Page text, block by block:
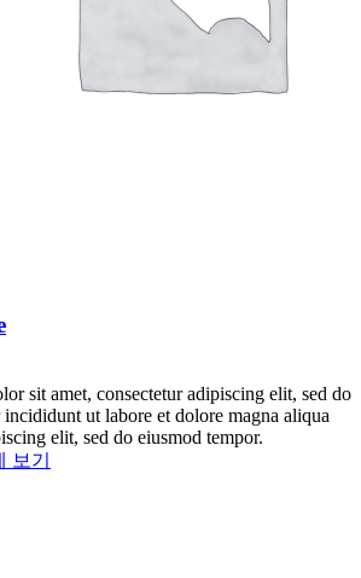
sit amet, consectetur adipiscing elit, sed do
ut labore et dolore magna aliqua
elit, sed do eiusmod tempor.
보기